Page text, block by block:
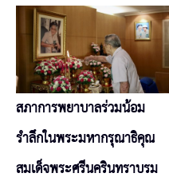
สภาการพยาบาลร่วมน้อม
รำลึกในพระมหากรุณาธิคุณ
สมเด็จพระศรีนครินทราบรม